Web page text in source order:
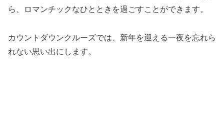
ら、ロマンチックなひとときを過ごすことができます。
カウントダウンクルーズでは、新年を迎える一夜を忘れら
れない思い出にします。